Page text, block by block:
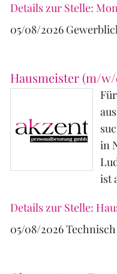
Details zur Stelle:
05/08/2026
Hausmeister (m/
in
ist
Details zur Stelle:
05/08/2026Technisch